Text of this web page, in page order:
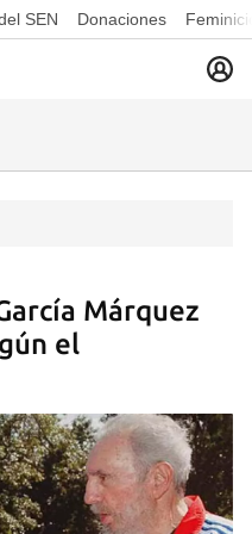
SEN Donaciones
Márquez
el